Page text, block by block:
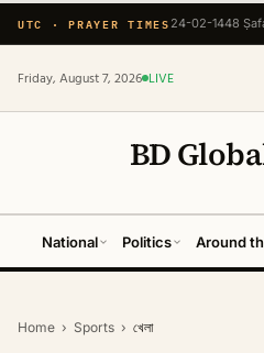
UTC · PRAYER TIMES 24-02-1448
Friday, August 7, 2026 LIVE
BD
National Politics Around
Home › Sports › খেলা